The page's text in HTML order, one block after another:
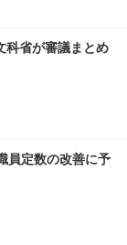
省が審議まとめ
員定数の改善に予